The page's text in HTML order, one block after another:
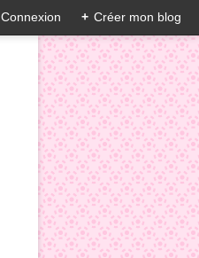
Connexion + Créer mon blog